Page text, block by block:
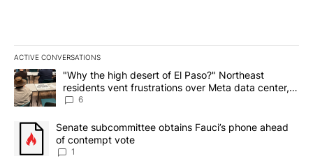
ACTIVE CONVERSATIONS
The following is a list of the most commented articles in the last
A trending article titled ""Why the high desert of El Paso?"
"Why the high desert of El Paso?" Northeast
residents vent frustrations over Meta data center,
utilities
6
A trending article titled "Senate subcommittee obtains Fauci’s
Senate subcommittee obtains Fauci’s phone ahead
of contempt vote
1